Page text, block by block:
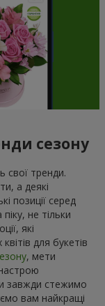
сезону
свої тренди.
а деякі
позиції серед
не тільки
які
для букетів
, мети
завжди стежимо
вам найкращі